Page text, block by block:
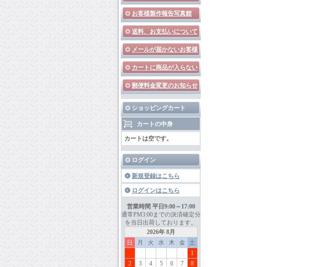
お客様製作報告写真館
送料、お支払いについて
メールが届かないお客様
カートに商品が入らない
郵便料金変更のお知らせ
ショッピングカート
カートの中身
カートは空です。
ログイン
新規登録はこちら
ログインはこちら
営業時間 平日9:00～17:00
通常PM3:00までの決済確定分
を当日出荷しております。
2026年 8月
日
月 火 水 木 金
土
1
2
3 4 5 6 7 8